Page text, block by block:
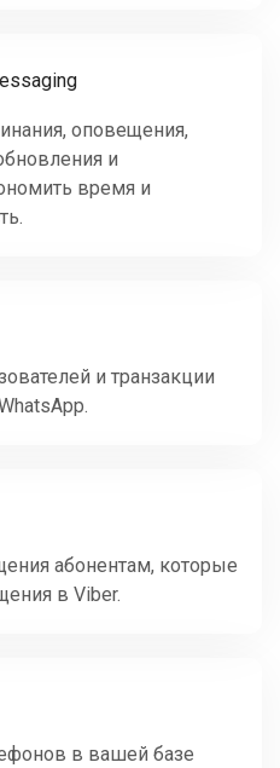
оповещения,
и
время и
и транзакции
абонентам, которые
в Viber.
в вашей базе